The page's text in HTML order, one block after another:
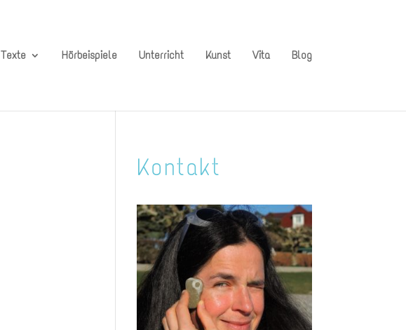
Texte Hörbeispiele Unterricht Kunst Vita Blog
Kontakt